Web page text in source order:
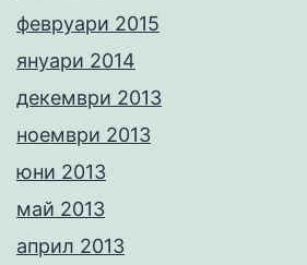
февруари 2015
януари 2014
декември 2013
ноември 2013
юни 2013
май 2013
април 2013